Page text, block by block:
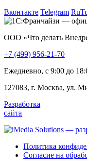
Вконтакте Telegram
ООО «Что делать
+7 (499) 956-21-70
Ежедневно, c 9:00 до
127083, г. Москва, ул.
Разработка
сайта
Политика
Согласие на